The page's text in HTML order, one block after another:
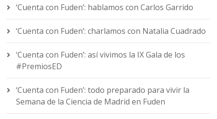
‘Cuenta con Fuden’: hablamos con Carlos Garrido
‘Cuenta con Fuden’: charlamos con Natalia Cuadrado
‘Cuenta con Fuden’: así vivimos la IX Gala de los
#PremiosED
‘Cuenta con Fuden’: todo preparado para vivir la
Semana de la Ciencia de Madrid en Fuden